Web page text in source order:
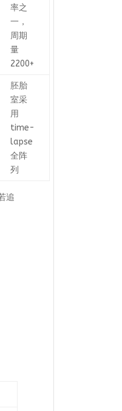
率之
一，
周期
量
2200+
胚胎
室采
用
time-
lapse
全阵
列
追